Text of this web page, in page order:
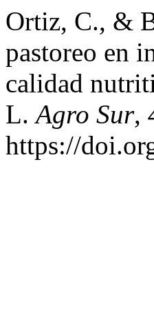
Ortiz, C., &
pastoreo en
calidad
L.Agro Sur,
https://